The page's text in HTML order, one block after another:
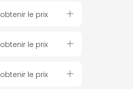
obtenir le prix
obtenir le prix
obtenir le prix